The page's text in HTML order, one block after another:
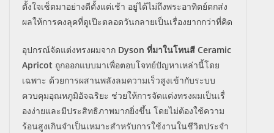
ตั้งใจเซ็ตมาอย่างดีตั้งแต่เช้า อยู่ได้ไม่ถึงพระอาทิตย์ตกส่ง
ผลให้การคงลุคที่ดูเป๊ะตลอดวันกลายเป็นเรื่องยากกว่าที่คิด
อุปกรณ์จัดแต่งทรงผมจาก Dyson ที่มาในโทนสี Ceramic
Apricot ถูกออกแบบมาเพื่อตอบโจทย์ปัญหาเหล่านี้โดย
เฉพาะ ด้วยการผสานพลังลมความเร็วสูงเข้ากับระบบ
ควบคุมอุณหภูมิอัจฉริยะ ช่วยให้การจัดแต่งทรงผมเป็นเรื่
องง่ายและมีประสิทธิภาพมากยิ่งขึ้น โดยไม่ต้องใช้ความ
ร้อนสูงเกินจำเป็นเหมาะสำหรับการใช้งานในชีวิตประจำ